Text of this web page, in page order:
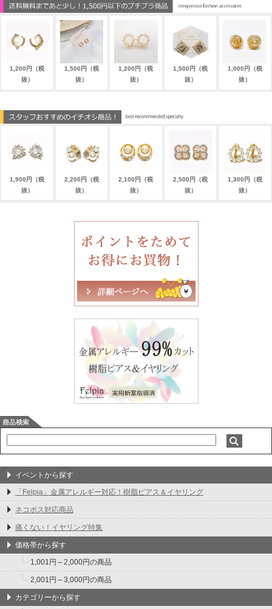
1,200円（税
抜）
1,500円（税
抜）
1,200円（税
抜）
1,500円（税
抜）
1,000円（税
抜）
1,900円（税
抜）
2,200円（税
抜）
2,100円（税
抜）
2,500円（税
抜）
1,300円（税
抜）
イベントから探す
「Felpia」金属アレルギー対応！樹脂ピアス＆イヤリング
ネコポス対応商品
痛くない！イヤリング特集
価格帯から探す
1,001円～2,000円の商品
2,001円～3,000円の商品
カテゴリーから探す